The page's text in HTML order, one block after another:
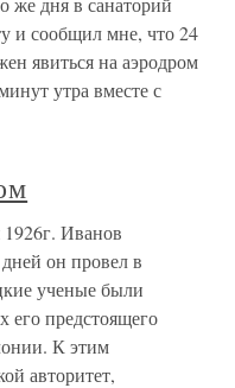
и сообщил мне, что 24
явиться на аэродром
утра вместе с
Иванов
он провел в
ученые были
его предстоящего
К этим
авторитет,